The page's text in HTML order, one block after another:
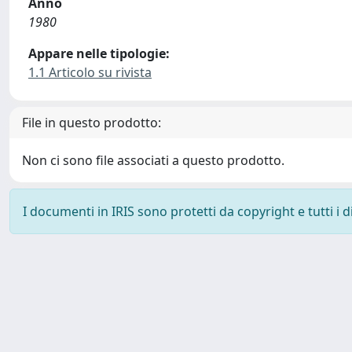
1980
Appare nelle tipologie:
1.1 Articolo su rivista
File in questo prodotto:
Non ci sono file associati a questo prodotto.
I documenti in IRIS sono protetti da copyright e tutti i